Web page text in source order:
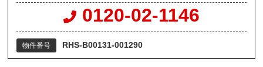
0120-02-1146
物件番号 RHS-B00131-001290